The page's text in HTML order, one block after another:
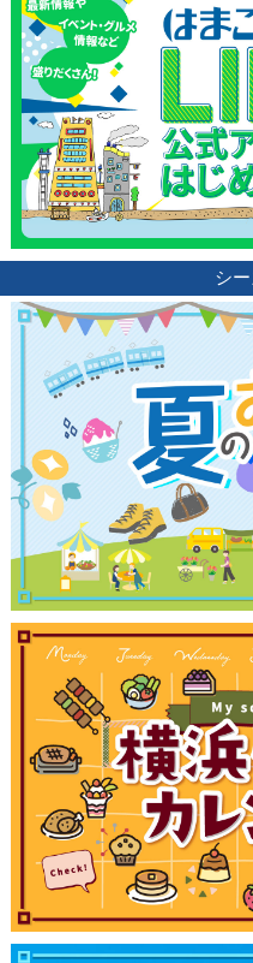
シ
ランキング
ブログ記事
サイトについて